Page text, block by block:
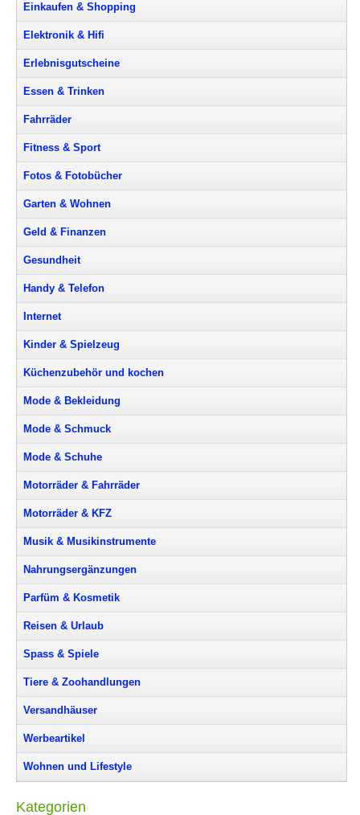
Einkaufen & Shopping
Elektronik & Hifi
Erlebnisgutscheine
Essen & Trinken
Fahrräder
Fitness & Sport
Fotos & Fotobücher
Garten & Wohnen
Geld & Finanzen
Gesundheit
Handy & Telefon
Internet
Kinder & Spielzeug
Küchenzubehör und kochen
Mode & Bekleidung
Mode & Schmuck
Mode & Schuhe
Motorräder & Fahrräder
Motorräder & KFZ
Musik & Musikinstrumente
Nahrungsergänzungen
Parfüm & Kosmetik
Reisen & Urlaub
Spass & Spiele
Tiere & Zoohandlungen
Versandhäuser
Werbeartikel
Wohnen und Lifestyle
Kategorien